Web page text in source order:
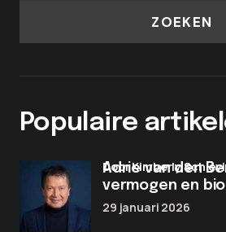
ZOEKEN
Populaire
Adrie van den
vermogen en
door Kimberly
29 januari 2026